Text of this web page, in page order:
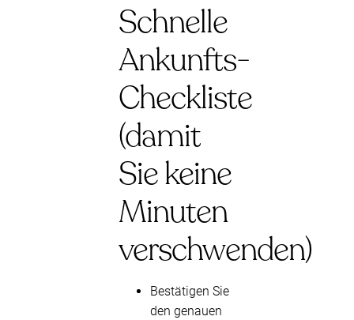
Schnelle
Ankunfts-
Checkliste
(damit
Sie keine
Minuten
verschwenden)
Bestätigen Sie
den genauen